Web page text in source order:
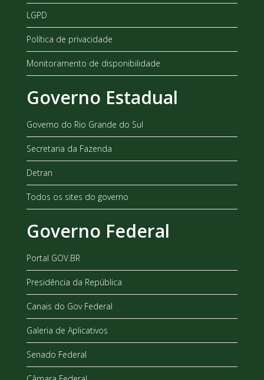
LGPD
Política de privacidade
Monitoramento de disponibilidade
Governo Estadual
Governo do Rio Grande do Sul
Secretaria da Fazenda
Detran
Todos os sites do governo
Governo Federal
Portal GOV.BR
Presidência da República
Canais do Gov Federal
Galeria de Aplicativos
Senado Federal